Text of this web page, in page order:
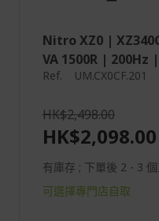
Nitro XZ0 |
VA 1500R | 200Hz
Ref. UM.CX0CF.201
HK$2,498.00
HK$2,098.00
有庫存 ; 下單後 2 - 3
可選擇專門店自取